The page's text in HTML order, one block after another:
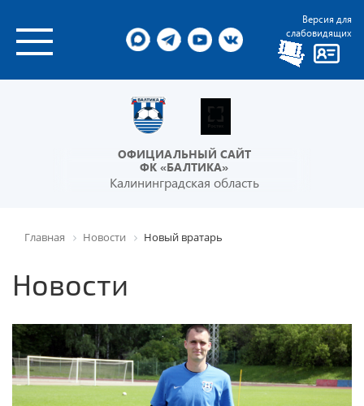
Версия для
слабовидящих
ОФИЦИАЛЬНЫЙ САЙТ
ФК «БАЛТИКА»
Калининградская область
Главная Новости Новый вратарь
Новости